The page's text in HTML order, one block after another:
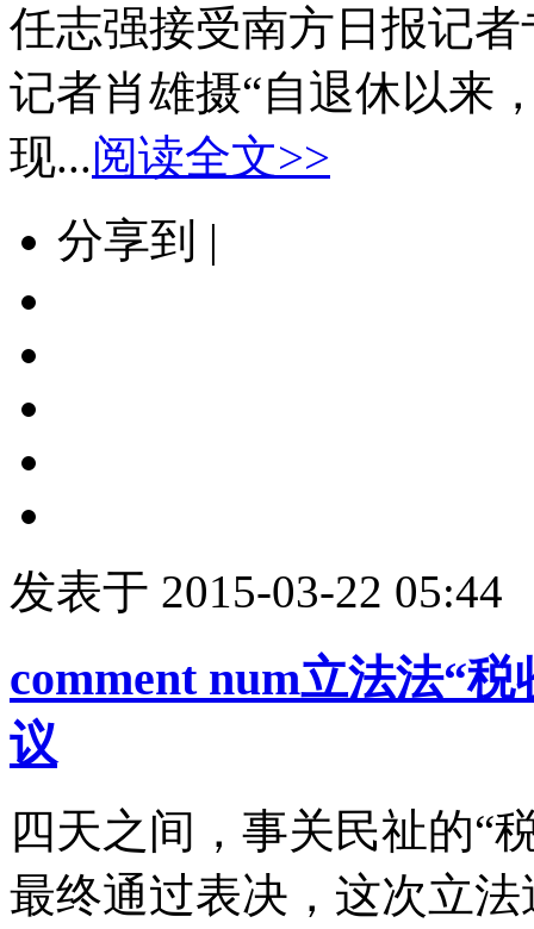
任志强接受南方日报记
记者肖雄摄“自退休以来
现...阅读全文>>
分享到 |
发表于 2015-03-22 05:44
comment num立法法“税
议
四天之间，事关民祉的“
最终通过表决，这次立